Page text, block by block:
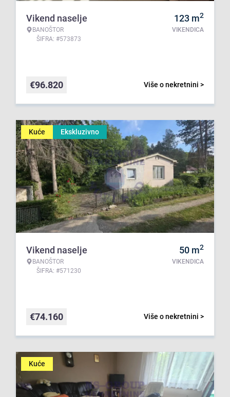
Vikend naselje
BANOŠTOR
ŠIFRA: #573873
123 m2
VIKENDICA
Više o nekretnini >
€96.820
Kuće Ekskluzivno
Vikend naselje
BANOŠTOR
ŠIFRA: #571230
50 m2
VIKENDICA
Više o nekretnini >
€74.160
Kuće